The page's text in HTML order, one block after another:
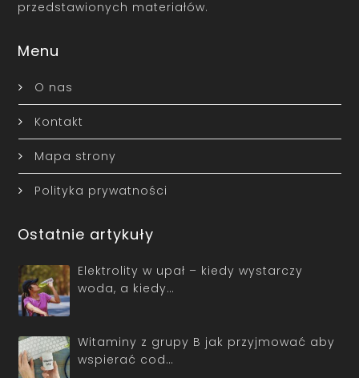
przedstawionych materiałów.
Menu
O nas
Kontakt
Mapa strony
Polityka prywatności
Ostatnie artykuły
Elektrolity w upał – kiedy wystarczy
woda, a kiedy…
Witaminy z grupy B jak przyjmować aby
wspierać cod…